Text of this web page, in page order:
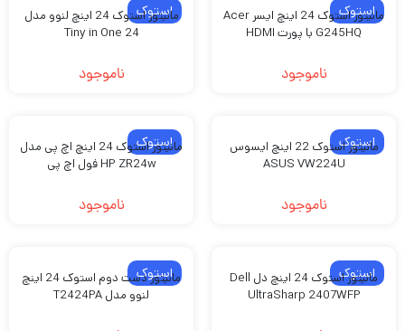
استوک
مانیتور استوک 24 اینچ ایسر Acer
G245HQ با پورت HDMI
ناموجود
استوک
مانیتور استوک 24 اینچ لنوو مدل
Tiny in One 24
ناموجود
استوک
مانیتور استوک 22 اینچ ایسوس
ASUS VW224U
ناموجود
استوک
مانیتور استوک 24 اینچ اچ پی مدل
HP ZR24w فول اچ پی
ناموجود
استوک
مانیتور استوک 24 اینچ دل Dell
UltraSharp 2407WFP
استوک
مانیتور دست دوم استوک 24 اینچ
لنوو مدل T2424PA